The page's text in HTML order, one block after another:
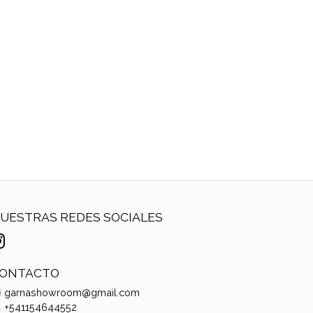
REDES SOCIALES
garnashowroom@gmail.com
+541154644552